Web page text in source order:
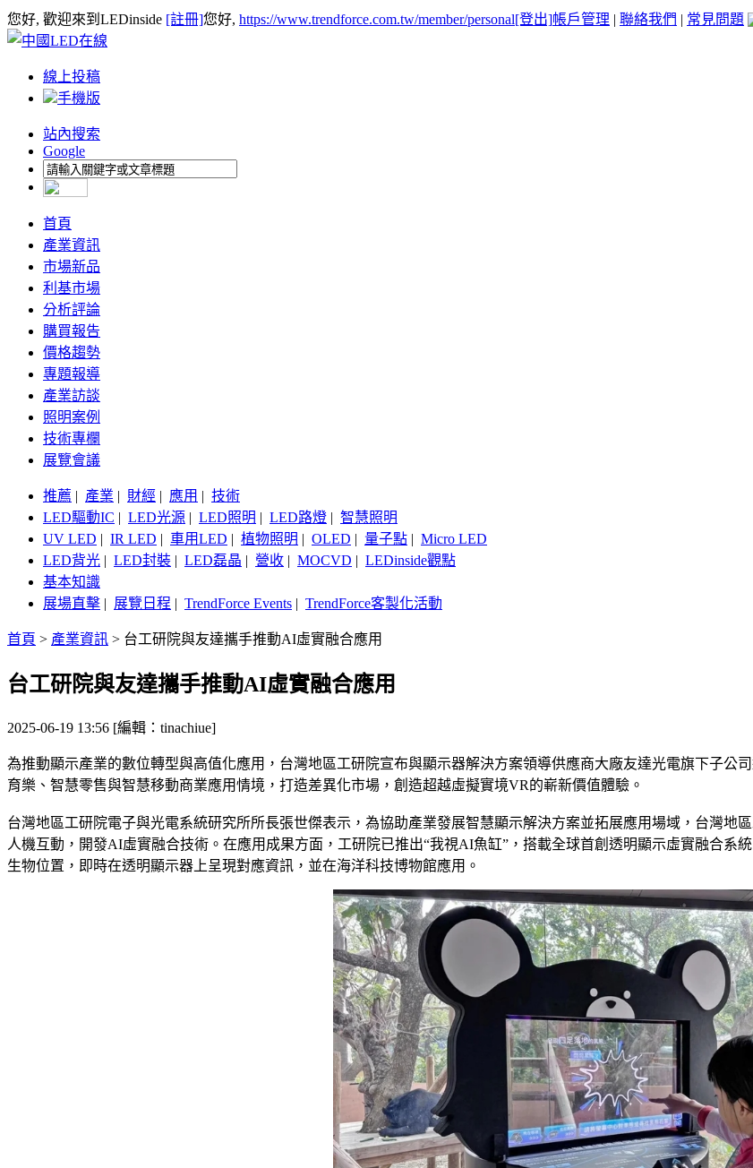
您好, 歡迎來到LEDinside [註冊]您好, https://www.trendforce.com.tw/member/personal[登出]帳戶管理 | 聯絡我們 | 常見問題
線上投稿
手機版
站內搜索
Google
首頁
產業資訊
市場新品
利基市場
分析評論
購買報告
價格趨勢
專題報導
產業訪談
照明案例
技術專欄
展覽會議
推薦 | 產業 | 財經 | 應用 | 技術
LED驅動IC | LED光源 | LED照明 | LED路燈 | 智慧照明
UV LED | IR LED | 車用LED | 植物照明 | OLED | 量子點 | Micro LED
LED背光 | LED封裝 | LED磊晶 | 營收 | MOCVD | LEDinside觀點
基本知識
展場直擊 | 展覽日程 | TrendForce Events | TrendForce客製化活動
首頁 > 產業資訊 > 台工研院與友達攜手推動AI虛實融合應用
台工研院與友達攜手推動AI虛實融合應用
2025-06-19 13:56 [編輯：tinachiue]
為推動顯示產業的數位轉型與高值化應用，台灣地區工研院宣布與顯示器解決方案領導供應商大廠友達光電旗下子公
育樂、智慧零售與智慧移動商業應用情境，打造差異化市場，創造超越虛擬實境VR的嶄新價值體驗。
台灣地區工研院電子與光電系統研究所所長張世傑表示，為協助產業發展智慧顯示解決方案並拓展應用場域，台灣地
人機互動，開發AI虛實融合技術。在應用成果方面，工研院已推出“我視AI魚缸”，搭載全球首創透明顯示虛實融合系
生物位置，即時在透明顯示器上呈現對應資訊，並在海洋科技博物館應用。